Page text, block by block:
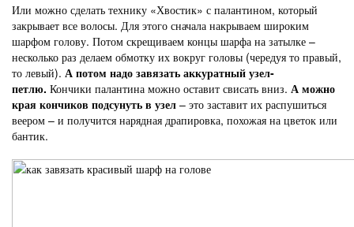
Или можно сделать технику «Хвостик» с палантином, который
закрывает все волосы. Для этого сначала накрываем широким
шарфом голову. Потом скрещиваем концы шарфа на затылке –
несколько раз делаем обмотку их вокруг головы (чередуя то правый,
то левый). А потом надо завязать аккуратный узел-
петлю. Кончики палантина можно оставит свисать вниз. А можно
края кончиков подсунуть в узел – это заставит их распушиться
веером – и получится нарядная драпировка, похожая на цветок или
бантик.